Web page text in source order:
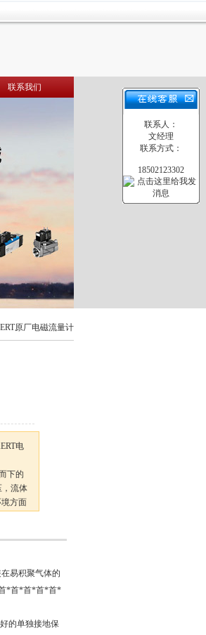
联系我们
原厂电磁流量计
电
下的
，流体
方面
易积聚气体的
*首*首*首*首*
的单独接地保
联系人：
文经理
联系方式：
18502123302